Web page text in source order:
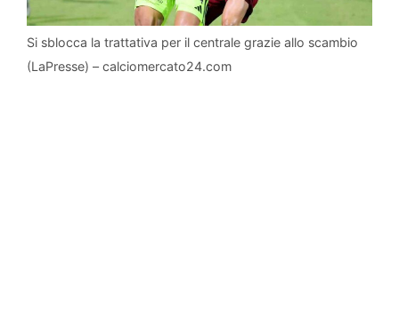
Si sblocca la trattativa per il centrale grazie allo scambio
(LaPresse) – calciomercato24.com